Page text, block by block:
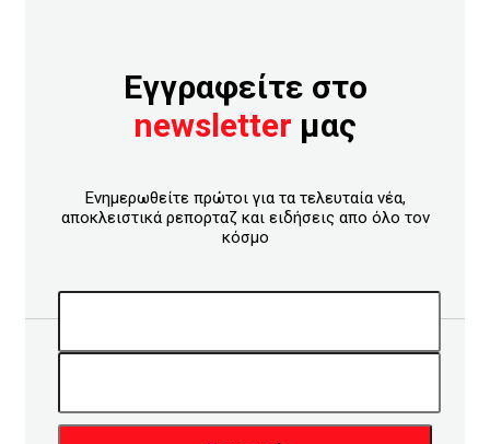
Εγγραφείτε στο
newsletter μας
Ενημερωθείτε πρώτοι για τα τελευταία νέα,
αποκλειστικά ρεπορταζ και ειδήσεις απο όλο τον
κόσμο